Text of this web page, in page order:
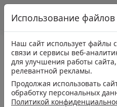
Использование
Наш сайт использует файлы
связи и сервисы веб-
для улучшения работы
релевантной рекламы.
Продолжая использовать
обработку персональных
Политикой